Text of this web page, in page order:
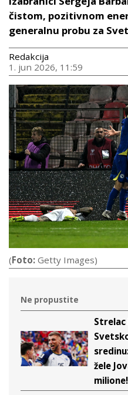
čistom, pozitivnom
generalnu probu za
Redakcija
1. jun 2026, 11:59
(Foto: Getty Images)
Ne propustite
žele
milione!